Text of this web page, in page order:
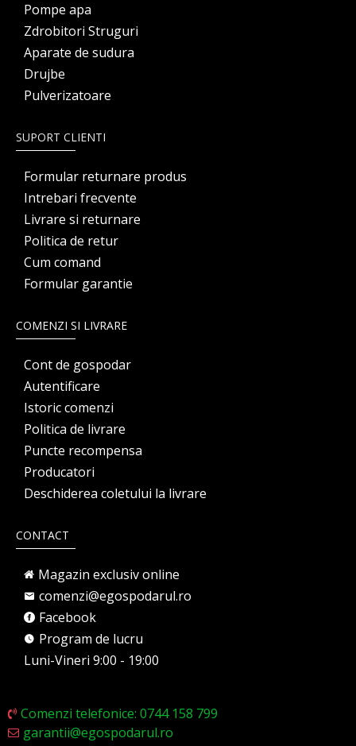
Pompe apa
Zdrobitori Struguri
Aparate de sudura
Drujbe
Pulverizatoare
SUPORT CLIENTI
Formular returnare produs
Intrebari frecvente
Livrare si returnare
Politica de retur
Cum comand
Formular garantie
COMENZI SI LIVRARE
Cont de gospodar
Autentificare
Istoric comenzi
Politica de livrare
Puncte recompensa
Producatori
Deschiderea coletului la livrare
CONTACT
Magazin exclusiv online
comenzi@egospodarul.ro
Facebook
Program de lucru
Luni-Vineri 9:00 - 19:00
Comenzi telefonice: 0744 158 799
garantii@egospodarul.ro